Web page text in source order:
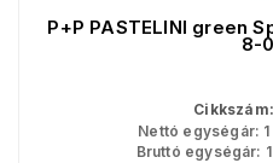
P+P PASTELINI green
8-
Cikkszám:
Nettó egységár:
Bruttó egységár: